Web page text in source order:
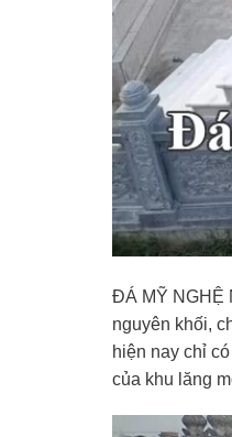
ĐÁ MỸ NGHỆ
nguyên khối,
hiện nay chỉ
của khu lăng